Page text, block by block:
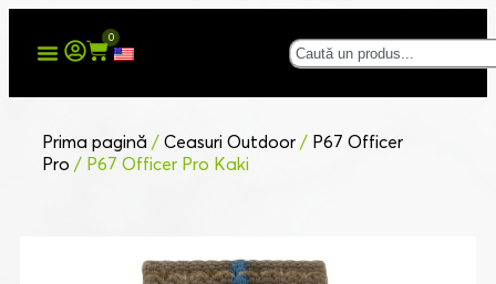
0
Prima pagină / Ceasuri Outdoor / P67 Officer
Pro / P67 Officer Pro Kaki